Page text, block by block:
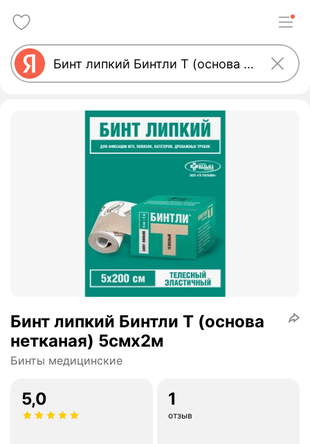
Бинт липкий Бинтли Т (основа
нетканая) 5смх2м
Бинты медицинские
5,0 1
отзыв